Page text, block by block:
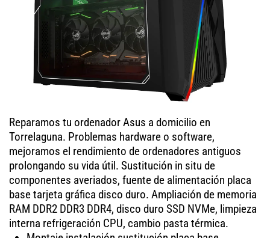
Reparamos tu ordenador Asus a domicilio en
Torrelaguna. Problemas hardware o software,
mejoramos el rendimiento de ordenadores antiguos
prolongando su vida útil. Sustitución in situ de
componentes averiados, fuente de alimentación placa
base tarjeta gráfica disco duro. Ampliación de memoria
RAM DDR2 DDR3 DDR4, disco duro SSD NVMe, limpieza
interna refrigeración CPU, cambio pasta térmica.